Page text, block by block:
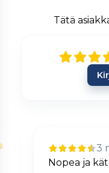
Tätä
3
Nopea ja